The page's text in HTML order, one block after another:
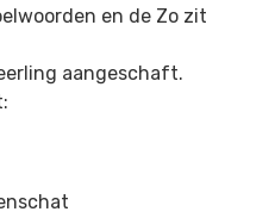
en de Zo zit
aangeschaft.